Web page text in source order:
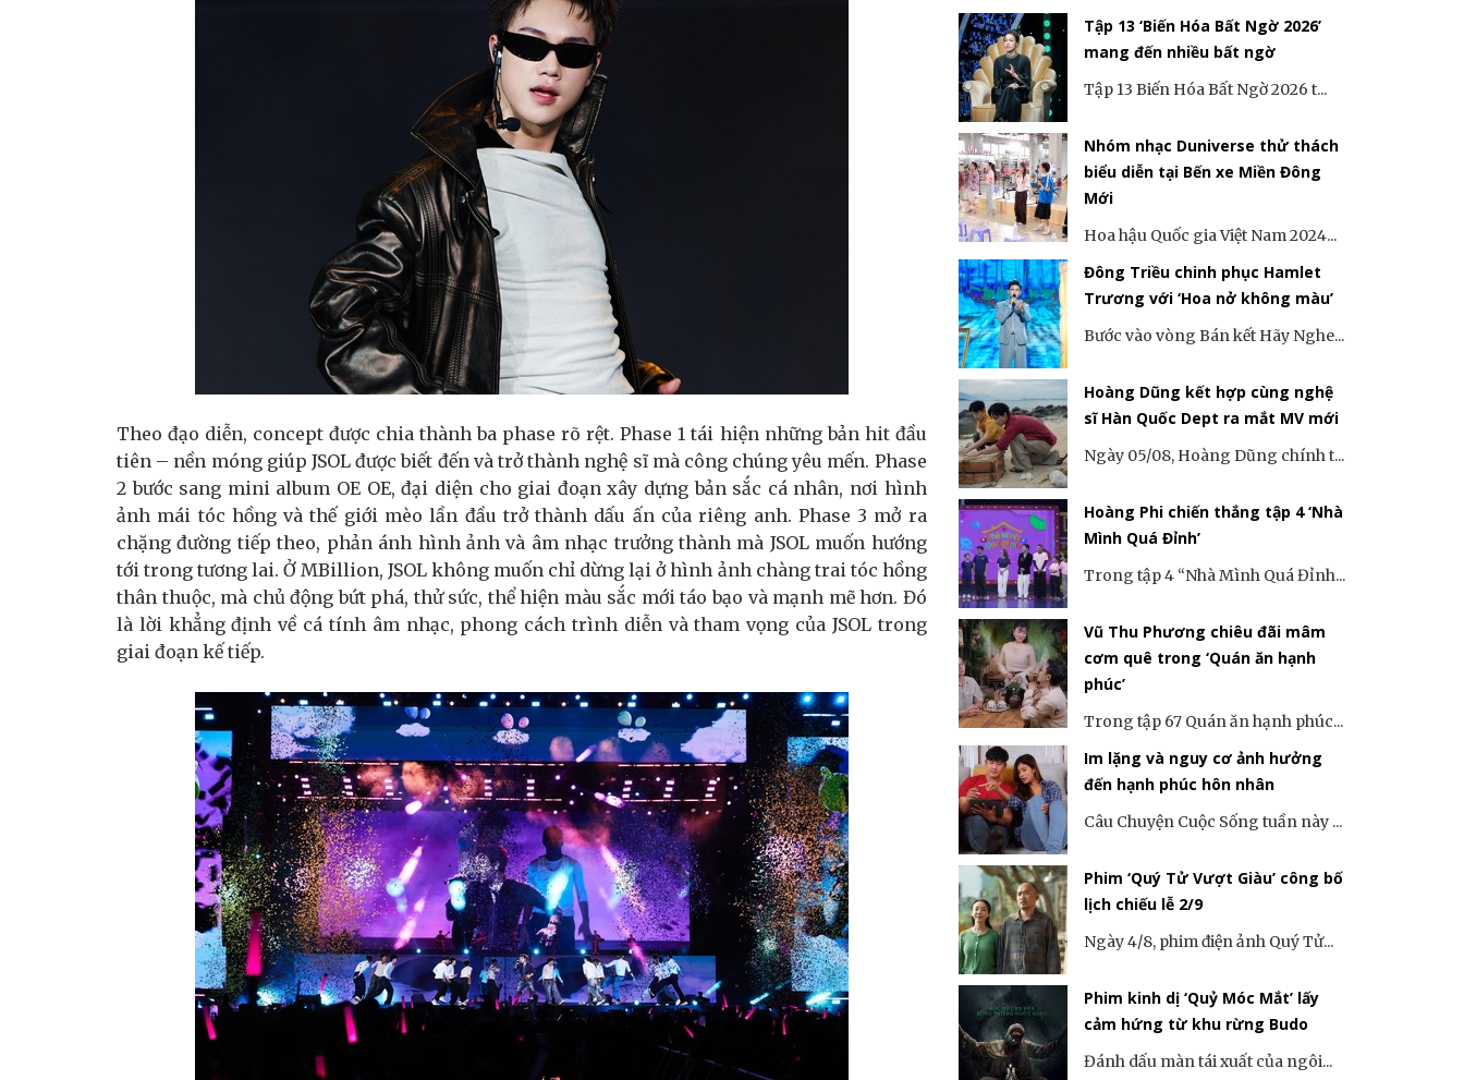
Theo đạo diễn, concept được chia thành ba phase rõ rệt. Phase 1 tái hiện những bản hit đầu
tiên – nền móng giúp JSOL được biết đến và trở thành nghệ sĩ mà công chúng yêu mến. Phase
2 bước sang mini album OE OE, đại diện cho giai đoạn xây dựng bản sắc cá nhân, nơi hình
ảnh mái tóc hồng và thế giới mèo lần đầu trở thành dấu ấn của riêng anh. Phase 3 mở ra
chặng đường tiếp theo, phản ánh hình ảnh và âm nhạc trưởng thành mà JSOL muốn hướng
tới trong tương lai. Ở MBillion, JSOL không muốn chỉ dừng lại ở hình ảnh chàng trai tóc hồng
thân thuộc, mà chủ động bứt phá, thử sức, thể hiện màu sắc mới táo bạo và mạnh mẽ hơn. Đó
là lời khẳng định về cá tính âm nhạc, phong cách trình diễn và tham vọng của JSOL trong
giai đoạn kế tiếp.
Tập 13 ‘Biến Hóa Bất Ngờ 2026’
mang đến nhiều bất ngờ
Tập 13 Biến Hóa Bất Ngờ 2026 t...
Nhóm nhạc Duniverse thử thách
biểu diễn tại Bến xe Miền Đông
Mới
Hoa hậu Quốc gia Việt Nam 2024...
Đông Triều chinh phục Hamlet
Trương với ‘Hoa nở không màu’
Bước vào vòng Bán kết Hãy Nghe...
Hoàng Dũng kết hợp cùng nghệ
sĩ Hàn Quốc Dept ra mắt MV mới
Ngày 05/08, Hoàng Dũng chính t...
Hoàng Phi chiến thắng tập 4 ‘Nhà
Mình Quá Đỉnh’
Trong tập 4 “Nhà Mình Quá Đỉnh...
Vũ Thu Phương chiêu đãi mâm
cơm quê trong ‘Quán ăn hạnh
phúc’
Trong tập 67 Quán ăn hạnh phúc...
Im lặng và nguy cơ ảnh hưởng
đến hạnh phúc hôn nhân
Câu Chuyện Cuộc Sống tuần này ...
Phim ‘Quý Tử Vượt Giàu’ công bố
lịch chiếu lễ 2/9
Ngày 4/8, phim điện ảnh Quý Tử...
Phim kinh dị ‘Quỷ Móc Mắt’ lấy
cảm hứng từ khu rừng Budo
Đánh dấu màn tái xuất của ngôi...